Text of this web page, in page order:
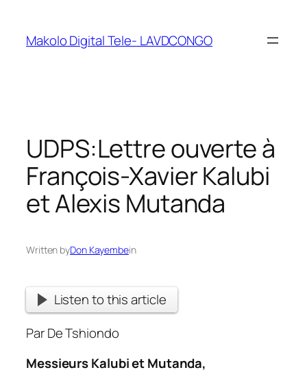
Makolo Digital Tele- LAVDCONGO
UDPS:Lettre ouverte à
François-Xavier Kalubi
et Alexis Mutanda
Written byDon Kayembein
Listen to this article
Par De Tshiondo
Messieurs Kalubi et Mutanda,